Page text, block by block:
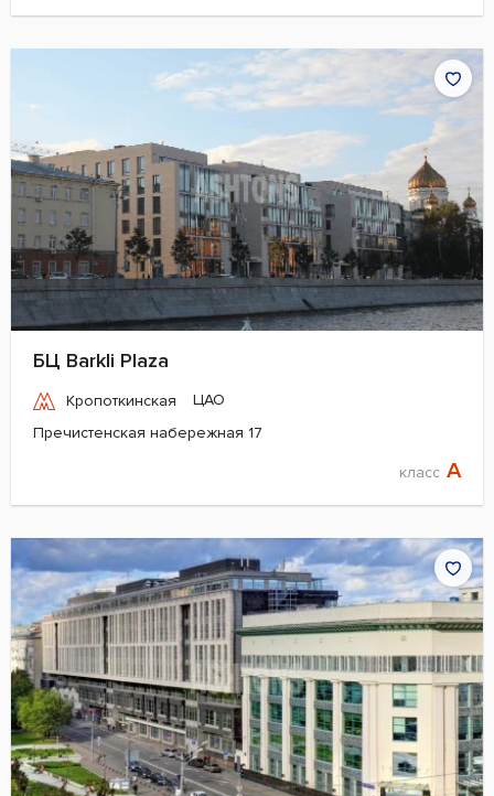
БЦ Barkli Plaza
Кропоткинская
ЦАО
Пречистенская набережная 17
класс A